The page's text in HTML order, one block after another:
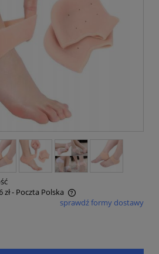
zł- Poczta Polska
kosztów płatności
sprawdź formy dostawy